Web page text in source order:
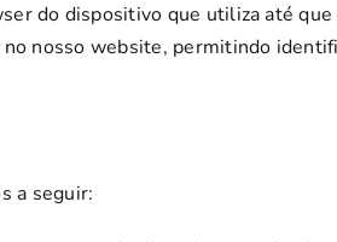
do dispositivo que utiliza até
nosso website, permitindo
a seguir: